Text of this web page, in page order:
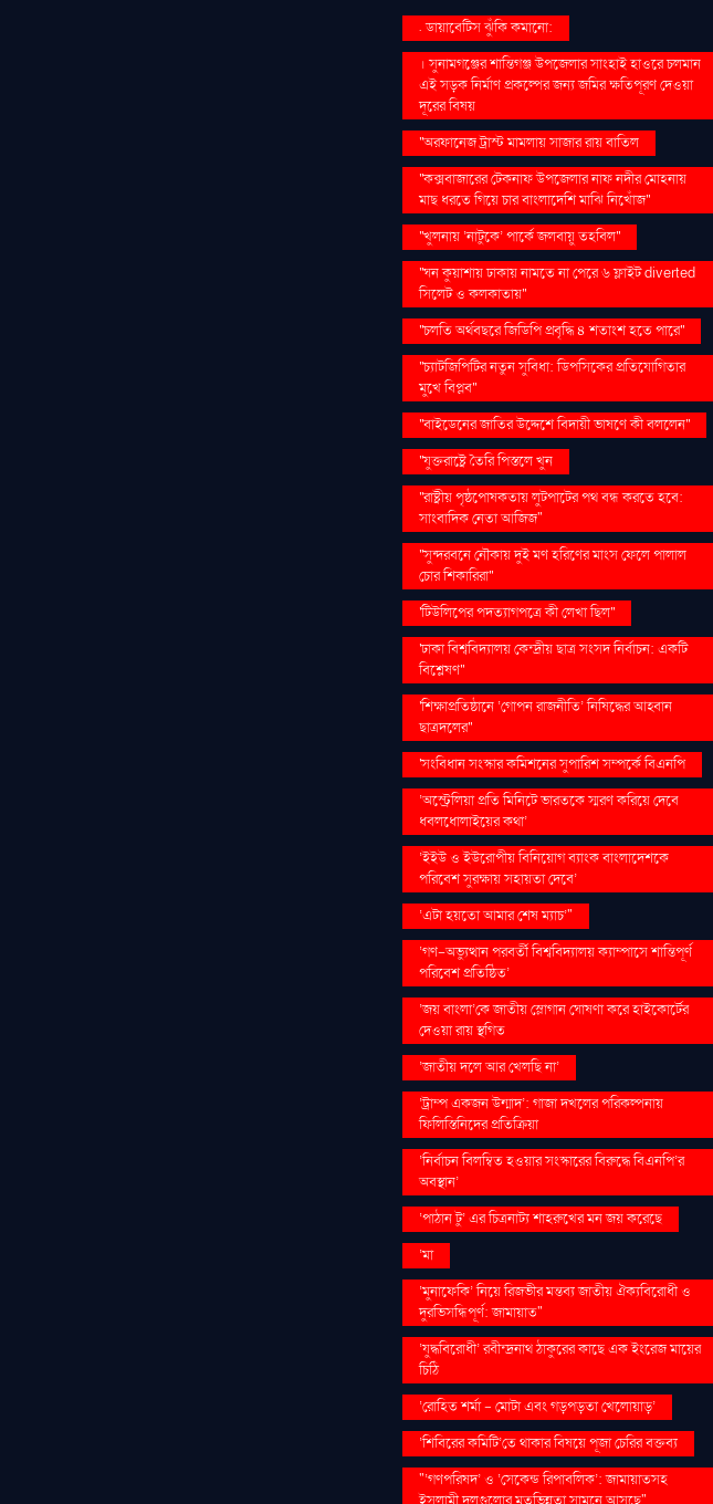
. ডায়াবেটিস ঝুঁকি কমানো:
। সুনামগঞ্জের শান্তিগঞ্জ উপজেলার সাংহাই হাওরে চলমান
এই সড়ক নির্মাণ প্রকল্পের জন্য জমির ক্ষতিপূরণ দেওয়া
দূরের বিষয়
''অরফানেজ ট্রাস্ট মামলায় সাজার রায় বাতিল
''কক্সবাজারের টেকনাফ উপজেলার নাফ নদীর মোহনায়
মাছ ধরতে গিয়ে চার বাংলাদেশি মাঝি নিখোঁজ''
''খুলনায় ‘নাটুকে’ পার্কে জলবায়ু তহবিল''
''ঘন কুয়াশায় ঢাকায় নামতে না পেরে ৬ ফ্লাইট diverted
সিলেট ও কলকাতায়''
''চলতি অর্থবছরে জিডিপি প্রবৃদ্ধি ৪ শতাংশ হতে পারে''
''চ্যাটজিপিটির নতুন সুবিধা: ডিপসিকের প্রতিযোগিতার
মুখে বিপ্লব''
''বাইডেনের জাতির উদ্দেশে বিদায়ী ভাষণে কী বললেন''
''যুক্তরাষ্ট্রে তৈরি পিস্তলে খুন
''রাষ্ট্রীয় পৃষ্ঠপোষকতায় লুটপাটের পথ বন্ধ করতে হবে:
সাংবাদিক নেতা আজিজ"
''সুন্দরবনে নৌকায় দুই মণ হরিণের মাংস ফেলে পালাল
চোর শিকারিরা''
'টিউলিপের পদত্যাগপত্রে কী লেখা ছিল''
'ঢাকা বিশ্ববিদ্যালয় কেন্দ্রীয় ছাত্র সংসদ নির্বাচন: একটি
বিশ্লেষণ''
'শিক্ষাপ্রতিষ্ঠানে ‘গোপন রাজনীতি’ নিষিদ্ধের আহ্বান
ছাত্রদলের''
'সংবিধান সংস্কার কমিশনের সুপারিশ সম্পর্কে বিএনপি
‘অস্ট্রেলিয়া প্রতি মিনিটে ভারতকে স্মরণ করিয়ে দেবে
ধবলধোলাইয়ের কথা’
‘ইইউ ও ইউরোপীয় বিনিয়োগ ব্যাংক বাংলাদেশকে
পরিবেশ সুরক্ষায় সহায়তা দেবে’
‘এটা হয়তো আমার শেষ ম্যাচ’"
‘গণ–অভ্যুত্থান পরবর্তী বিশ্ববিদ্যালয় ক্যাম্পাসে শান্তিপূর্ণ
পরিবেশ প্রতিষ্ঠিত’
‘জয় বাংলা’কে জাতীয় স্লোগান ঘোষণা করে হাইকোর্টের
দেওয়া রায় স্থগিত
‘জাতীয় দলে আর খেলছি না’
‘ট্রাম্প একজন উন্মাদ’: গাজা দখলের পরিকল্পনায়
ফিলিস্তিনিদের প্রতিক্রিয়া
‘নির্বাচন বিলম্বিত হওয়ার সংস্কারের বিরুদ্ধে বিএনপি’র
অবস্থান’
‘পাঠান টু’ এর চিত্রনাট্য শাহরুখের মন জয় করেছে
‘মা
‘মুনাফেকি’ নিয়ে রিজভীর মন্তব্য জাতীয় ঐক্যবিরোধী ও
দুরভিসন্ধিপূর্ণ: জামায়াত"
‘যুদ্ধবিরোধী’ রবীন্দ্রনাথ ঠাকুরের কাছে এক ইংরেজ মায়ের
চিঠি
‘রোহিত শর্মা - মোটা এবং গড়পড়তা খেলোয়াড়’
‘শিবিরের কমিটি’তে থাকার বিষয়ে পূজা চেরির বক্তব্য
"‘গণপরিষদ’ ও ‘সেকেন্ড রিপাবলিক’: জামায়াতসহ